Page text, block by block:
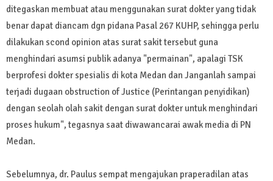
ditegaskan membuat atau menggunakan surat dokter yang tidak
benar dapat diancam dgn pidana Pasal 267 KUHP, sehingga perlu
dilakukan scond opinion atas surat sakit tersebut guna
menghindari asumsi publik adanya "permainan", apalagi TSK
berprofesi dokter spesialis di kota Medan dan Janganlah sampai
terjadi dugaan obstruction of Justice (Perintangan penyidikan)
dengan seolah olah sakit dengan surat dokter untuk menghindari
proses hukum", tegasnya saat diwawancarai awak media di PN
Medan.
Sebelumnya, dr. Paulus sempat mengajukan praperadilan atas